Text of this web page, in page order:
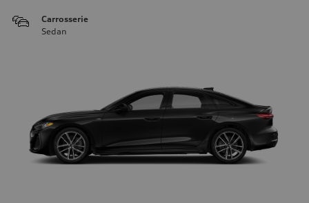
Carrosserie
Sedan